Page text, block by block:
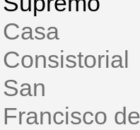
Casa
Consistorial
San
Francisco de